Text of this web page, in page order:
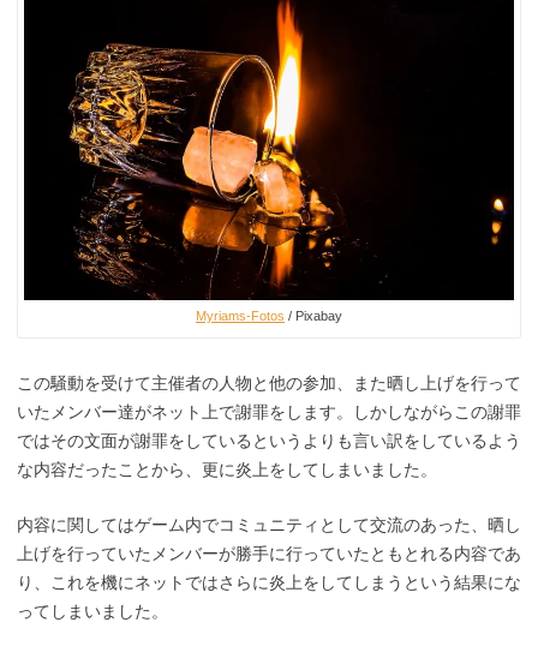
Myriams-Fotos / Pixabay
この騒動を受けて主催者の人物と他の参加、また晒し上げを行って
いたメンバー達がネット上で謝罪をします。しかしながらこの謝罪
ではその文面が謝罪をしているというよりも言い訳をしているよう
な内容だったことから、更に炎上をしてしまいました。
内容に関してはゲーム内でコミュニティとして交流のあった、晒し
上げを行っていたメンバーが勝手に行っていたともとれる内容であ
り、これを機にネットではさらに炎上をしてしまうという結果にな
ってしまいました。